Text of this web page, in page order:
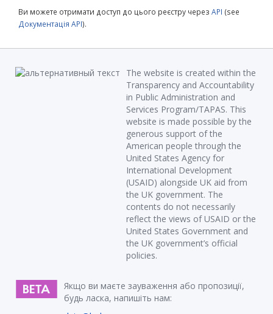
Ви можете отримати доступ до цього реєстру через API (see
Документація API).
The website is created within the
Transparency and Accountability
in Public Administration and
Services Program/TAPAS. This
website is made possible by the
generous support of the
American people through the
United States Agency for
International Development
(USAID) alongside UK aid from
the UK government. The
contents do not necessarily
reflect the views of USAID or the
United States Government and
the UK government’s official
policies.
Якщо ви маєте зауваження або пропозиції,
будь ласка, напишіть нам: